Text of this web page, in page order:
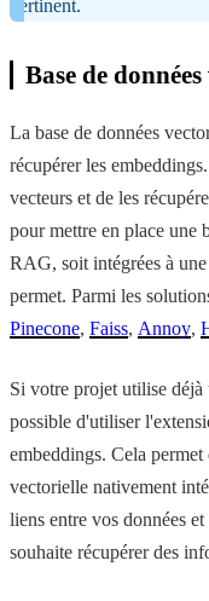
pertinent.
Base de
La base de données
récupérer les
vecteurs et de les
pour mettre en place une
RAG, soit intégrées à
permet. Parmi les
Pinecone, Faiss, Annoy,
Si votre projet utilise déjà
possible d'utiliser
embeddings. Cela
vectorielle nativement
liens entre vos données
souhaite récupérer des